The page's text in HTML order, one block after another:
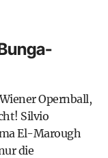
Opernball,
Silvio
El-Marough
die